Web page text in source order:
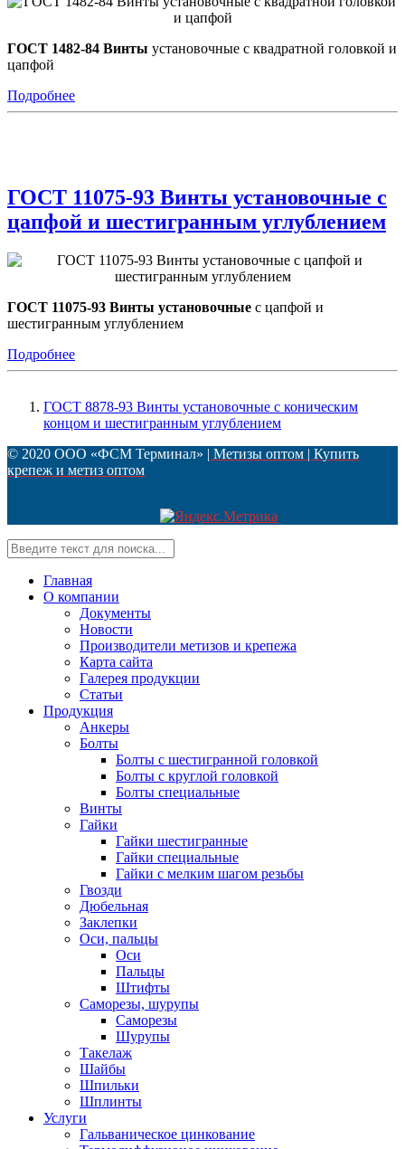
ГОСТ 1482-84 Винты установочные с квадратной головкой и
цапфой
Подробнее
ГОСТ 11075-93 Винты установочные с
цапфой и шестигранным углублением
ГОСТ 11075-93 Винты установочные с цапфой и
шестигранным углублением
Подробнее
ГОСТ 8878-93 Винты установочные с коническим
концом и шестигранным углублением
© 2020 ООО «ФСМ Терминал» | Метизы оптом | Купить
крепеж и метиз оптом
Главная
О компании
Документы
Новости
Производители метизов и крепежа
Карта сайта
Галерея продукции
Статьи
Продукция
Анкеры
Болты
Болты с шестигранной головкой
Болты с круглой головкой
Болты специальные
Винты
Гайки
Гайки шестигранные
Гайки специальные
Гайки с мелким шагом резьбы
Гвозди
Дюбельная
Заклепки
Оси, пальцы
Оси
Пальцы
Штифты
Саморезы, шурупы
Саморезы
Шурупы
Такелаж
Шайбы
Шпильки
Шплинты
Услуги
Гальваническое цинкование